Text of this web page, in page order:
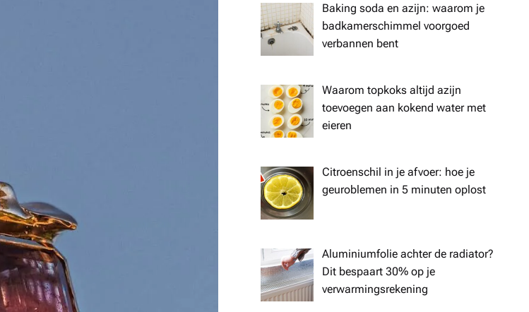
Baking soda en azijn: waarom je
badkamerschimmel voorgoed
verbannen bent
Waarom topkoks altijd azijn
toevoegen aan kokend water met
eieren
Citroenschil in je afvoer: hoe je
geuroblemen in 5 minuten oplost
Aluminiumfolie achter de radiator?
Dit bespaart 30% op je
verwarmingsrekening